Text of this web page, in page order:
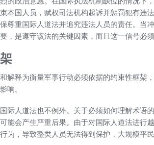
本国人员，赋权司法机构起诉并惩罚犯有违
尊重国际人道法并追究违法人员的责任。当
，是遵守该法的关键因素，而且这一信号必须
解释为衡量军事行动必须依据的约束性框架
响。
际人道法也不例外。关于必须如何理解术语
能会产生严重后果。由于对国际人道法进行
为，导致整类人员无法得到保护，大规模平